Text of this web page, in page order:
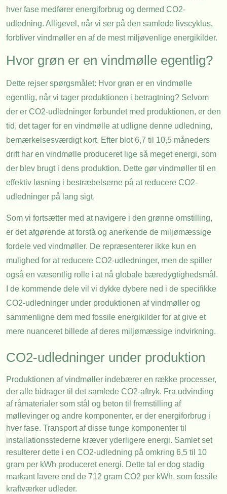
hver fase medfører energiforbrug og dermed CO2-
udledning. Alligevel, når vi ser på den samlede livscyklus,
forbliver vindmøller en af de mest miljøvenlige energikilder.
Hvor grøn er en vindmølle egentlig?
Dette rejser spørgsmålet: Hvor grøn er en vindmølle
egentlig, når vi tager produktionen i betragtning? Selvom
der er CO2-udledninger forbundet med produktionen, er den
tid, det tager for en vindmølle at udligne denne udledning,
bemærkelsesværdigt kort. Efter blot 6,7 til 10,5 måneders
drift har en vindmølle produceret lige så meget energi, som
der blev brugt i dens produktion. Dette gør vindmøller til en
effektiv løsning i bestræbelserne på at reducere CO2-
udledninger på lang sigt.
Som vi fortsætter med at navigere i den grønne omstilling,
er det afgørende at forstå og anerkende de miljømæssige
fordele ved vindmøller. De repræsenterer ikke kun en
mulighed for at reducere CO2-udledninger, men de spiller
også en væsentlig rolle i at nå globale bæredygtighedsmål.
I de kommende dele vil vi dykke dybere ned i de specifikke
CO2-udledninger under produktionen af vindmøller og
sammenligne dem med fossile energikilder for at give et
mere nuanceret billede af deres miljømæssige indvirkning.
CO2-udledninger under produktion
Produktionen af vindmøller indebærer en række processer,
der alle bidrager til det samlede CO2-aftryk. Fra udvinding
af råmaterialer som stål og beton til fremstilling af
møllevinger og andre komponenter, er der energiforbrug i
hver fase. Transport af disse tunge komponenter til
installationsstederne kræver yderligere energi. Samlet set
resulterer dette i en CO2-udledning på omkring 6,5 til 10
gram per kWh produceret energi. Dette tal er dog stadig
markant lavere end de 712 gram CO2 per kWh, som fossile
kraftværker udleder.